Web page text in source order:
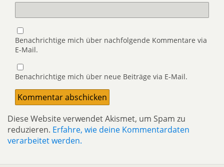
Benachrichtige mich über nachfolgende Kommentare via
E-Mail.
Benachrichtige mich über neue Beiträge via E-Mail.
Diese Website verwendet Akismet, um Spam zu
reduzieren. Erfahre, wie deine Kommentardaten
verarbeitet werden.